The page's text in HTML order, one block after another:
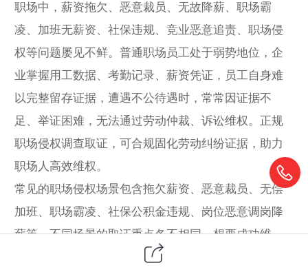
职场中，薪资拖欠、恶意裁员、无故降薪、职场霸
凌、加班无薪资、社保违规、竞业恶意追责、职场侵
权等问题屡见不鲜。普通职场员工处于弱势地位，企
业掌握用工数据、考勤记录、薪资凭证，员工自身难
以完整留存证据，遭遇不公待遇时，常常因证据不
足、举证困难，无法通过劳动仲裁、诉讼维权。正规
职场侵权调查取证，可合规固化劳动纠纷证据，助力
职场人高效维权。
常见的职场侵权场景包含拖欠薪资、恶意裁员、无偿
加班、职场霸凌、社保公积金违规、岗位恶意调岗降
薪等。不同场景的取证重点各不相同，想要成功维
权，必须精准收集对应合规证据。通用核心证据包含